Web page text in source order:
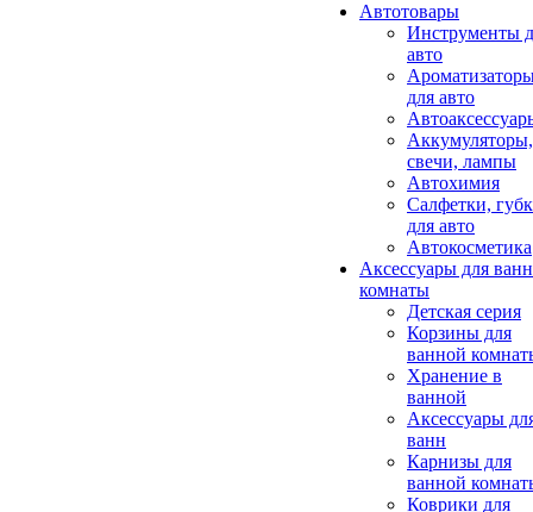
Автотовары
Инструменты
авто
для авто
Аккумуляторы,
свечи, лампы
Автохимия
Салфетки,
для авто
Автокосметика
Аксессуары для
комнаты
Детская серия
Корзины для
ванной
Хранение в
ванной
Аксессуары
ванн
Карнизы для
ванной
Коврики для